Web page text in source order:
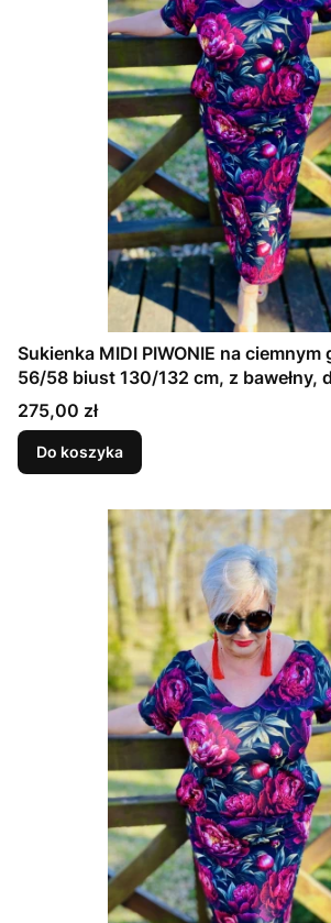
Sukienka MIDI PIWONIE na
56/58 biust 130/132 cm, z bawełny,
kieszeniami
Cena
275,00 zł
Do koszyka